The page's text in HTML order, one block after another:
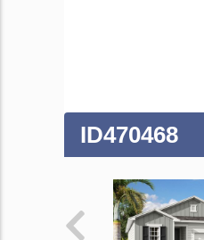
ID470468